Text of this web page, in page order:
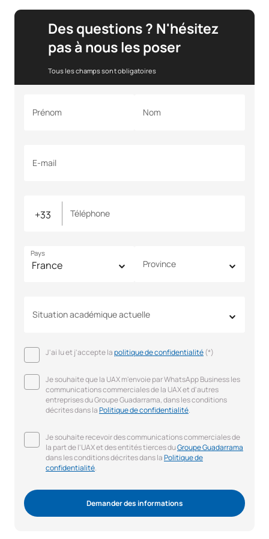
Des questions ? N'hésitez
pas à nous les poser
Tous les champs sont obligatoires
Prénom Nom
E-mail
Téléphone
Pays
Province
Situation académique actuelle
J'ai lu et j'accepte lapolitique de confidentialité(*)
Je souhaite que la UAX m'envoie par WhatsApp Business les
communications commerciales de la UAX et d'autres
entreprises du Groupe Guadarrama, dans les conditions
décrites dans laPolitique de confidentialité.
Je souhaite recevoir des communications commerciales de
la part de l'UAX et des entités tierces duGroupe Guadarrama
dans les conditions décrites dans laPolitique de
confidentialité.
Demander des informations